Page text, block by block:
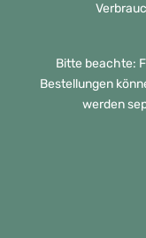
Bitte beachte:
Bestellungen
werden